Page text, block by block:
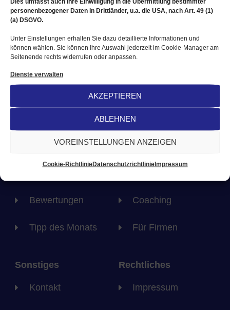
personenbezogener Daten in Drittländer, u.a. die USA, nach Art. 49 (1)
(a) DSGVO.
Unter Einstellungen erhalten Sie dazu detaillierte Informationen und
können wählen. Sie können Ihre Auswahl jederzeit im Cookie-Manager am
Seitenende rechts widerrufen oder anpassen.
Dienste verwalten
AKZEPTIEREN
ABLEHNEN
VOREINSTELLUNGEN ANZEIGEN
Cookie-RichtlinieDatenschutzrichtlinieImpressum
Ihnen gerne( siehe Punkt Partnersuche)
Nehmen Sie gern Kontakt mit uns auf
Angebote
Startseite
Bewertungen
Tipp des Monats
Heilpraxis
Coaching
Für Firmen
Sonstiges Rechtliches
Kontakt Impressum